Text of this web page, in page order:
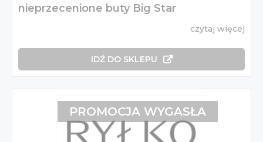
nieprzecenione buty Big Star
czytaj więcej
IDŹ DO SKLEPU
PROMOCJA WYGASŁA